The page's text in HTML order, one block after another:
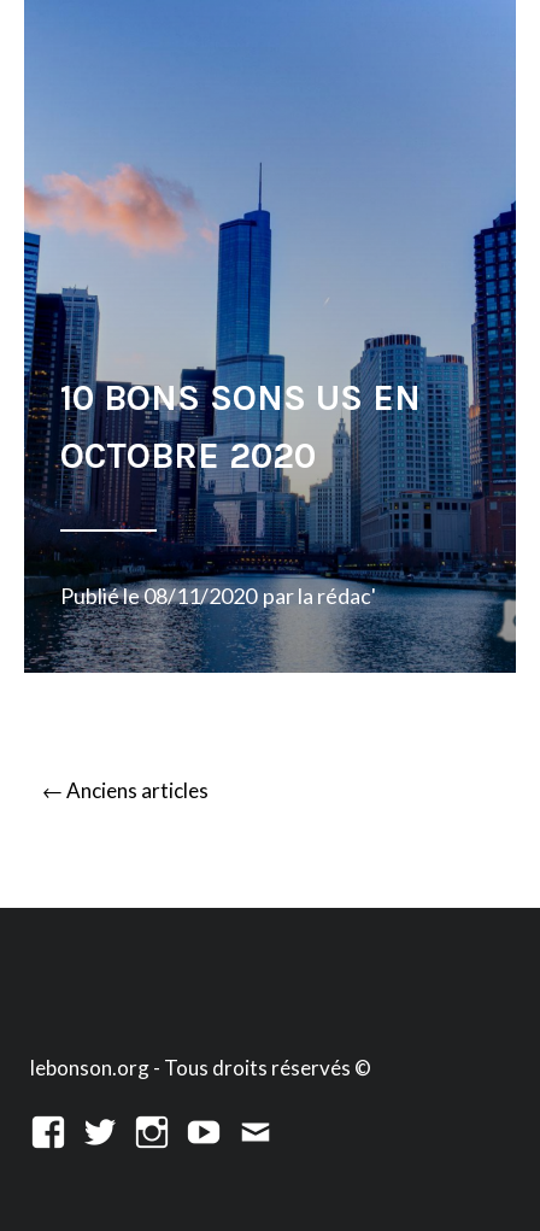
10 BONS SONS US EN
OCTOBRE 2020
Publié le08/11/2020 parla rédac'
Posts
←Anciens articles
lebonson.org - Tous droits réservés ©